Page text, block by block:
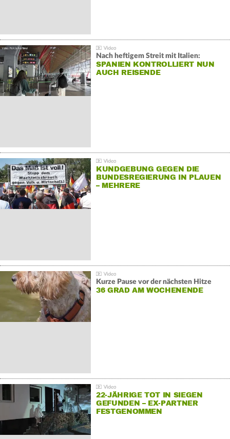
Nach heftigem Streit mit Italien:
SPANIEN KONTROLLIERT NUN
AUCH REISENDE
KUNDGEBUNG GEGEN DIE
BUNDESREGIERUNG IN PLAUEN
– MEHRERE
Kurze Pause vor der nächsten Hitze
36 GRAD AM WOCHENENDE
22-JÄHRIGE TOT IN SIEGEN
GEFUNDEN – EX-PARTNER
FESTGENOMMEN